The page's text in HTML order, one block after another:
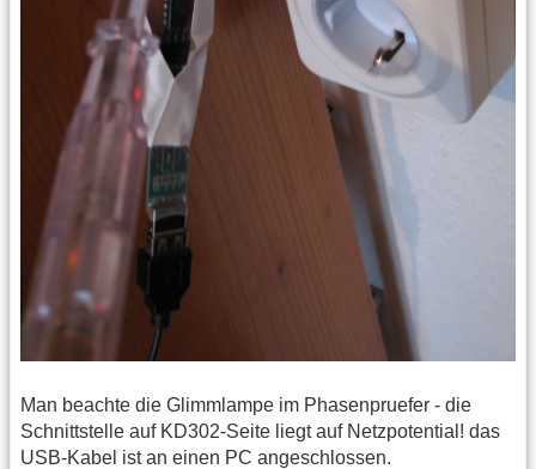
Man beachte die Glimmlampe im Phasenpruefer - die
Schnittstelle auf KD302-Seite liegt auf Netzpotential! das
USB-Kabel ist an einen PC angeschlossen.